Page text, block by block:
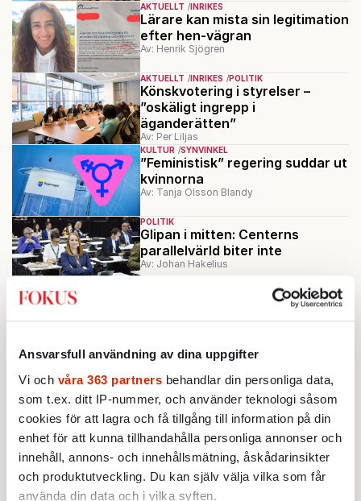
Ansvarsfull användning av dina uppgifter
Vi och våra 363 partners behandlar din personliga data,
som t.ex. ditt IP-nummer, och använder teknologi såsom
cookies för att lagra och få tillgång till information på din
enhet för att kunna tillhandahålla personliga annonser och
innehåll, annons- och innehållsmätning, åskådarinsikter
och produktutveckling. Du kan själv välja vilka som får
använda din data och i vilka syften.
AKTUELLT INRIKES
Lärare kan mista sin legitimation
efter hen-vägran
Av: Henrik Sjögren
AKTUELLT INRIKES POLITIK
Könskvotering i styrelser –
”oskäligt ingrepp i
äganderätten”
Av: Per Liljas
KULTUR SYNVINKEL
”Feministisk” regering suddar ut
kvinnorna
Av: Tanja Olsson Blandy
POLITIK
Glipan i mitten: Centerns
parallelvärld biter inte
Av: Johan Hakelius
Vänstern ville
starta könskrig – högern ser ut
Johan Hakelius:Lägg ned den
fantasilösa könspsykosen
Ladda fler
Mest lästa